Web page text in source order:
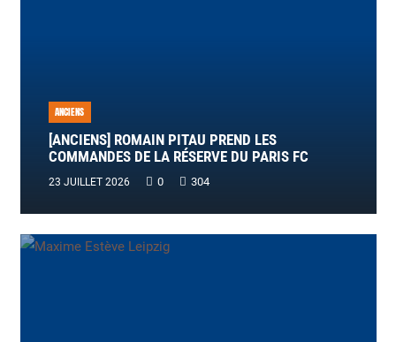
ANCIENS
[ANCIENS] ROMAIN PITAU PREND LES
COMMANDES DE LA RÉSERVE DU PARIS FC
23 JUILLET 2026 0 304